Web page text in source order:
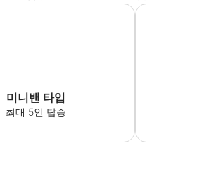
미니밴 타입
최대 5인 탑승